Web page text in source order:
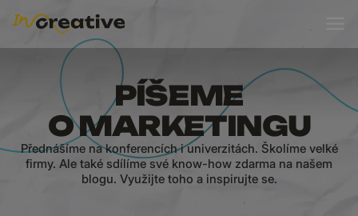
BLOG
PÍŠEME
O MARKETINGU
Přednášíme na konferencích i univerzitách. Školíme velké
firmy. Ale také sdílíme své know-how zdarma na našem
blogu. Využijte toho a inspirujte se.